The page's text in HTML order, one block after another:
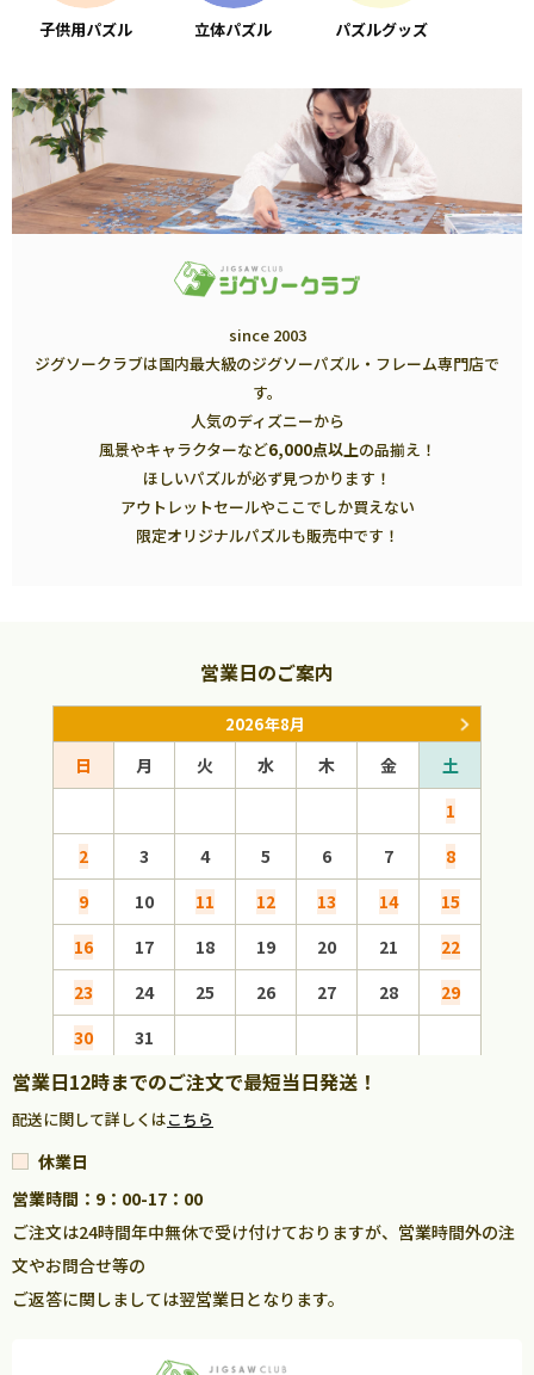
子供用パズル 立体パズル パズルグッズ
since 2003
ジグソークラブは国内最大級のジグソーパズル・フレーム専門店で
す。
人気のディズニーから
風景やキャラクターなど6,000点以上の品揃え！
ほしいパズルが必ず見つかります！
アウトレットセールやここでしか買えない
限定オリジナルパズルも販売中です！
営業日のご案内
2026年8月
日 月 火 水 木 金
土
1
2
3 4 5 6 7
8
9
10 11 12 13 14
15
16
17 18 19 20 21
22
23
24 25 26 27 28
29
30
31
営業日12時までのご注文で最短当日発送！
配送に関して詳しくはこちら
休業日
営業時間：9：00-17：00
ご注文は24時間年中無休で受け付けておりますが、営業時間外の注
文やお問合せ等の
ご返答に関しましては翌営業日となります。